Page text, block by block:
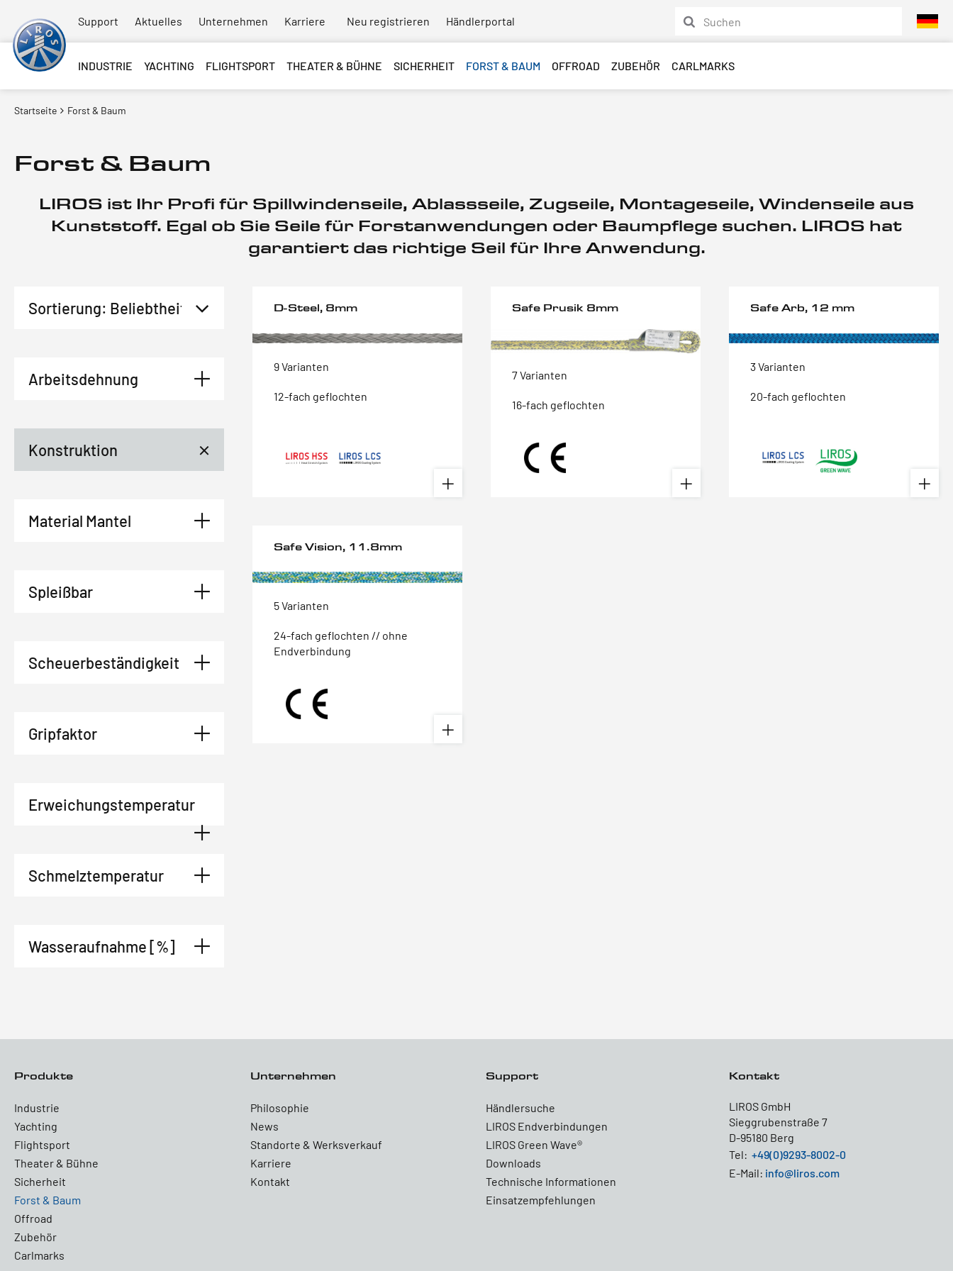
Support Aktuelles Unternehmen Karriere Neu registrieren Händlerportal
INDUSTRIE YACHTING FLIGHTSPORT THEATER & BÜHNE SICHERHEIT FORST & BAUM OFFROAD ZUBEHÖR CARLMARKS
Startseite Forst & Baum
Forst & Baum
LIROS ist Ihr Profi für Spillwindenseile, Ablassseile, Zugseile, Montageseile, Windenseile aus
Kunststoff. Egal ob Sie Seile für Forstanwendungen oder Baumpflege suchen. LIROS hat
garantiert das richtige Seil für Ihre Anwendung.
Arbeitsdehnung
Konstruktion
Material Mantel
Spleißbar
Scheuerbeständigkeit
Gripfaktor
Erweichungstemperatur
Schmelztemperatur
Wasseraufnahme [%]
D-Steel, 8mm
9 Varianten
12-fach geflochten
Safe Prusik 8mm
7 Varianten
16-fach geflochten
Safe Arb, 12 mm
3 Varianten
20-fach geflochten
Safe Vision, 11.8mm
5 Varianten
24-fach geflochten // ohne
Endverbindung
Produkte
Industrie
Yachting
Flightsport
Theater & Bühne
Sicherheit
Forst & Baum
Offroad
Zubehör
Carlmarks
Unternehmen
Philosophie
News
Standorte & Werksverkauf
Karriere
Kontakt
Support
Händlersuche
LIROS Endverbindungen
LIROS Green Wave®
Downloads
Technische Informationen
Einsatzempfehlungen
Kontakt
LIROS GmbH
Sieggrubenstraße 7
D-95180 Berg
Tel: +49(0)9293-8002-0
E-Mail: info@liros.com